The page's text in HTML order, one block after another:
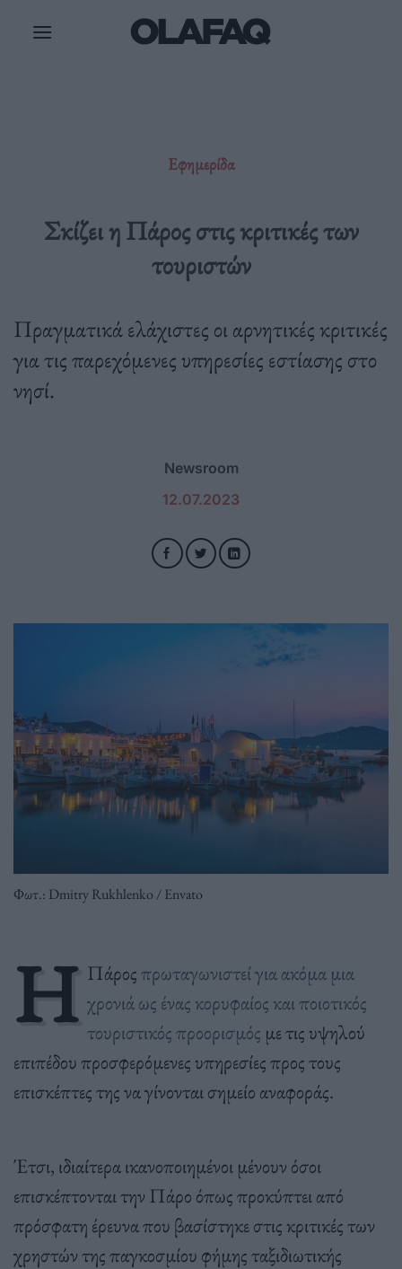
Εφημερίδα
Σκίζει η Πάρος στις κριτικές των
τουριστών
Πραγματικά ελάχιστες οι αρνητικές κριτικές
για τις παρεχόμενες υπηρεσίες εστίασης στο
νησί.
Newsroom
12.07.2023
Φωτ.: Dmitry Rukhlenko / Envato
H Πάροςπρωταγωνιστεί για ακόμα μια
χρονιά ως ένας κορυφαίος και ποιοτικός
τουριστικός προορισμός με τις υψηλού
επιπέδου προσφερόμενες υπηρεσίες προς τους
επισκέπτες της να γίνονται σημείο αναφοράς.
Έτσι, ιδιαίτερα ικανοποιημένοι μένουν όσοι
επισκέπτονται την Πάρο όπως προκύπτει από
πρόσφατη έρευνα που βασίστηκε στις κριτικές των
χρηστών της παγκοσμίου φήμης ταξιδιωτικής